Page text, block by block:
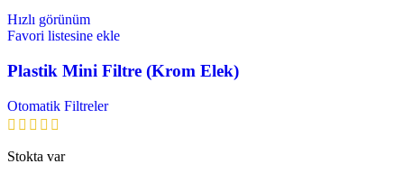
Hızlı görünüm
Favori listesine ekle
Plastik Mini Filtre (Krom Elek)
Otomatik Filtreler
Stokta var